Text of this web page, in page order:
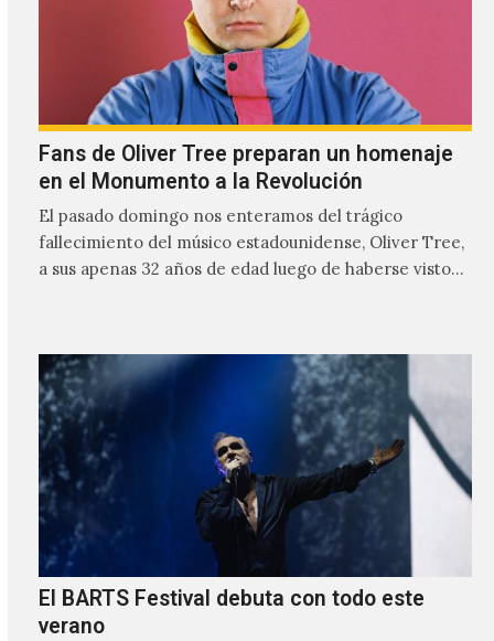
Fans de Oliver Tree preparan un homenaje
en el Monumento a la Revolución
El pasado domingo nos enteramos del trágico
fallecimiento del músico estadounidense, Oliver Tree,
a sus apenas 32 años de edad luego de haberse visto
El BARTS Festival debuta con todo este
verano